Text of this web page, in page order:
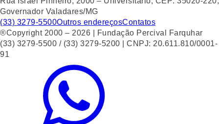
Governador Valadares/MG
(33) 3279-5500Outros endereçosContatos
®Copyright 2000 – 2026 | Fundação Percival Farquhar
(33) 3279-5500 / (33) 3279-5200 | CNPJ: 20.611.810/0001-
91